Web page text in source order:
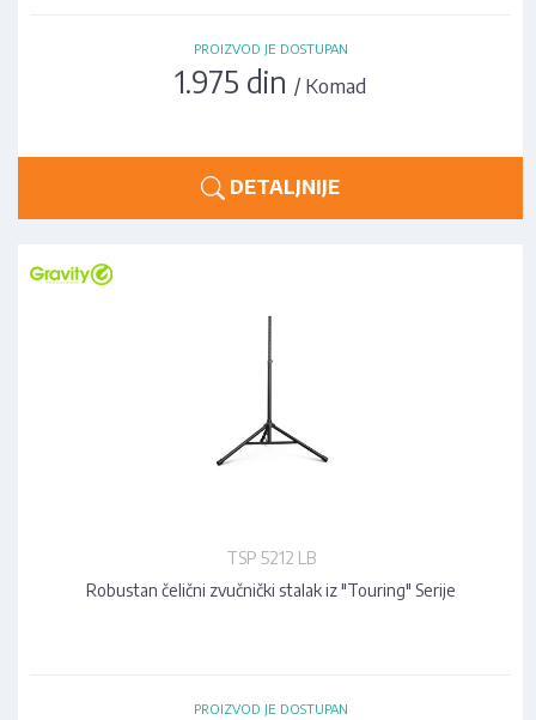
PROIZVOD JE DOSTUPAN
1.975 din / Komad
DETALJNIJE
TSP 5212 LB
Robustan čelični zvučnički stalak iz "Touring" Serije
PROIZVOD JE DOSTUPAN